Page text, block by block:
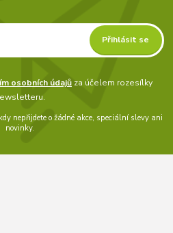
Přihlásit se
osobních údajůza účelem rozesílky
nepřijdete o žádné akce, speciální slevy ani
novinky.